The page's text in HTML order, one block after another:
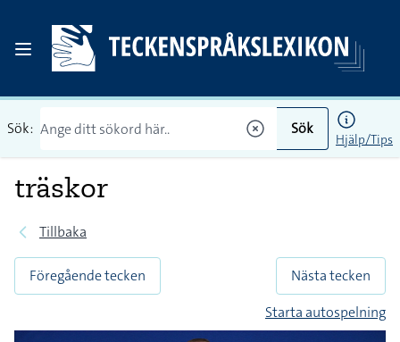
Sök: Sök
Hjälp/Tips
träskor
Tillbaka
Föregående tecken
Nästa tecken
Starta autospelning